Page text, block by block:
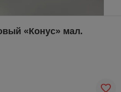
«Конус» мал.